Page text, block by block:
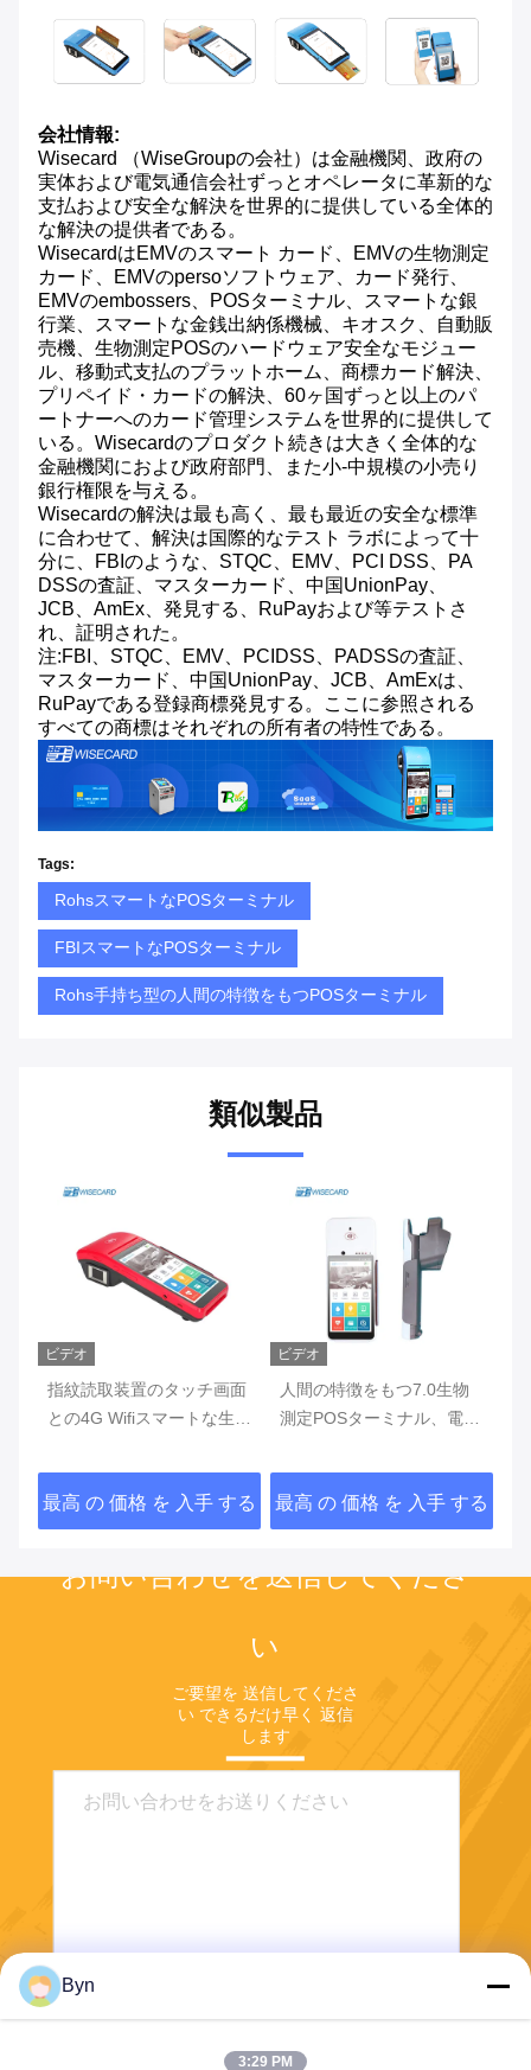
会社情報:
Wisecard （WiseGroupの会社）は金融機関、政府の
実体および電気通信会社ずっとオペレータに革新的な
支払および安全な解決を世界的に提供している全体的
な解決の提供者である。
WisecardはEMVのスマート カード、EMVの生物測定
カード、EMVのpersoソフトウェア、カード発行、
EMVのembossers、POSターミナル、スマートな銀
行業、スマートな金銭出納係機械、キオスク、自動販
売機、生物測定POSのハードウェア安全なモジュー
ル、移動式支払のプラットホーム、商標カード解決、
プリペイド・カードの解決、60ヶ国ずっと以上のパ
ートナーへのカード管理システムを世界的に提供して
いる。Wisecardのプロダクト続きは大きく全体的な
金融機関におよび政府部門、また小-中規模の小売り
銀行権限を与える。
Wisecardの解決は最も高く、最も最近の安全な標準
に合わせて、解決は国際的なテスト ラボによって十
分に、FBIのような、STQC、EMV、PCI DSS、PA
DSSの査証、マスターカード、中国UnionPay、
JCB、AmEx、発見する、RuPayおよび等テストさ
れ、証明された。
注:FBI、STQC、EMV、PCIDSS、PADSSの査証、
マスターカード、中国UnionPay、JCB、AmExは、
RuPayである登録商標発見する。ここに参照される
すべての商標はそれぞれの所有者の特性である。
Tags:
RohsスマートなPOSターミナル
FBIスマートなPOSターミナル
Rohs手持ち型の人間の特徴をもつPOSターミナル
類似製品
ビデオ
指紋読取装置のタッチ画面
との4G Wifiスマートな生物
最高 の 価格 を 入手 する
ビデオ
人間の特徴をもつ7.0生物
測定POSターミナル、電池
いている携帯用POS機械
最高 の 価格 を 入手 する
お問い合わせを送信してくださ
い
ご要望を 送信してくださ
い できるだけ早く 返信
します
Byn
3:29 PM